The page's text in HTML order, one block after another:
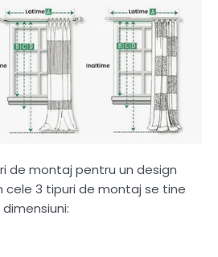
de montaj pentru un design
cele 3 tipuri de montaj se tine